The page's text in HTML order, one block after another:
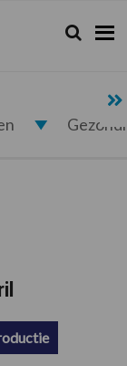
Zoeken...
Zoek